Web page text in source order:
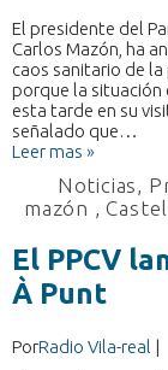
El presidente del
Carlos Mazón, ha
caos sanitario de
porque la situación
esta tarde en su
señalado que…
Leer mas »
Noticias,
mazón ,
El PPCV
À Punt
PorRadio Vila-real |